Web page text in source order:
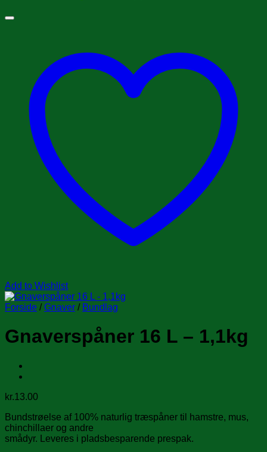
Add to Wishlist
Forside / Gnaver / Bundlag
Gnaverspåner 16 L – 1,1kg
kr.13.00
Bundstrøelse af 100% naturlig træspåner til hamstre, mus,
chinchillaer og andre
smådyr. Leveres i pladsbesparende prespak.